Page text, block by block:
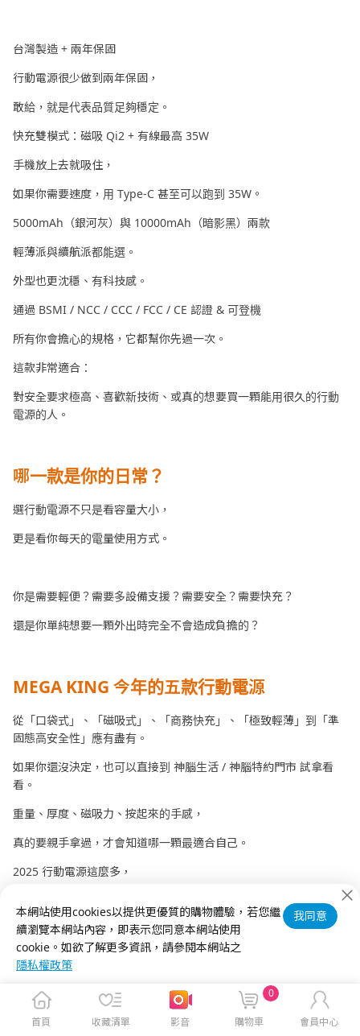
台灣製造 + 兩年保固
行動電源很少做到兩年保固，
敢給，就是代表品質足夠穩定。
快充雙模式：磁吸 Qi2 + 有線最高 35W
手機放上去就吸住，
如果你需要速度，用 Type-C 甚至可以跑到 35W。
5000mAh（銀河灰）與 10000mAh（暗影黑）兩款
輕薄派與續航派都能選。
外型也更沈穩、有科技感。
通過 BSMI / NCC / CCC / FCC / CE 認證 & 可登機
所有你會擔心的規格，它都幫你先過一次。
這款非常適合：
對安全要求極高、喜歡新技術、或真的想要買一顆能用很久的行動
電源的人。
哪一款是你的日常？
選行動電源不只是看容量大小，
更是看你每天的電量使用方式。
你是需要輕便？需要多設備支援？需要安全？需要快充？
還是你單純想要一顆外出時完全不會造成負擔的？
MEGA KING 今年的五款行動電源
從「口袋式」、「磁吸式」、「商務快充」、「極致輕薄」到「準
固態高安全性」應有盡有。
如果你還沒決定，也可以直接到 神腦生活 / 神腦特約門市 試拿看
看。
重量、厚度、磁吸力、按起來的手感，
真的要親手拿過，才會知道哪一顆最適合自己。
2025 行動電源這麼多，
但最重要的是找到最能陪你走過整天生活節奏的那一顆。
本網站使用cookies以提供更優質的購物體驗，若您繼
續瀏覽本網站內容，即表示您同意本網站使用
cookie。如欲了解更多資訊，請參閱本網站之
隱私權政策
我同意
首頁 收藏清單 影音 購物車
0
會員中心